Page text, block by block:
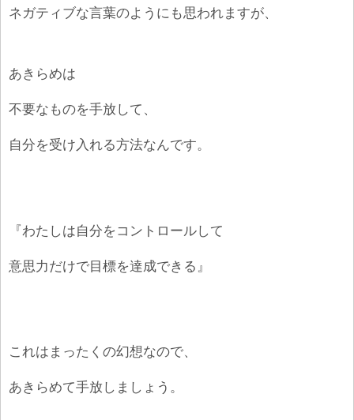
ネガティブな言葉のようにも思われますが、
あきらめは
不要なものを手放して、
自分を受け入れる方法なんです。
『わたしは自分をコントロールして
意思力だけで目標を達成できる』
これはまったくの幻想なので、
あきらめて手放しましょう。